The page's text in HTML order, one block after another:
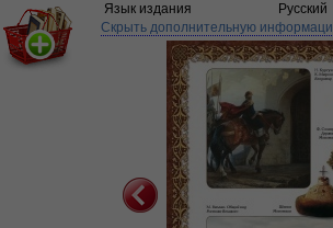
Язык издания
Русский
Скрыть дополнительную